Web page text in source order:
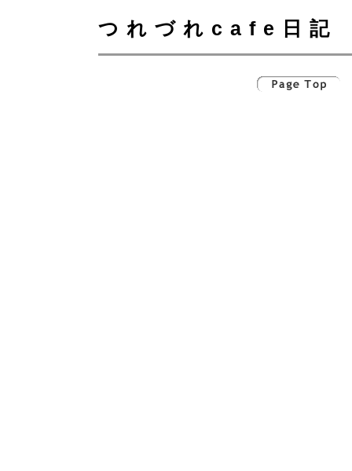
つれづれcafe日記